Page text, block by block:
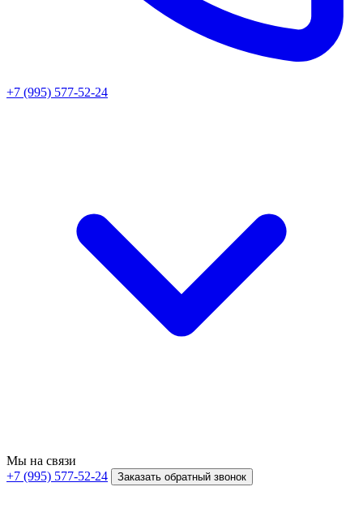
+7 (995) 577-52-24
Мы на связи
+7 (995) 577-52-24
Заказать обратный звонок